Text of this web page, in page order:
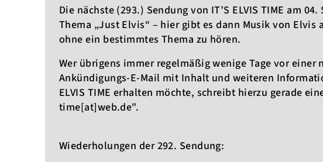
Die nächste (293.) Sendung von IT’S ELVIS TIME am
Thema „Just Elvis“ – hier gibt es dann Musik von Elvis
ohne ein bestimmtes Thema zu hören.
Wer übrigens immer regelmäßig wenige Tage vor einer
Ankündigungs-E-Mail mit Inhalt und weiteren
ELVIS TIME erhalten möchte, schreibt hierzu gerade
time[at]web.de".
Wiederholungen der 292. Sendung: